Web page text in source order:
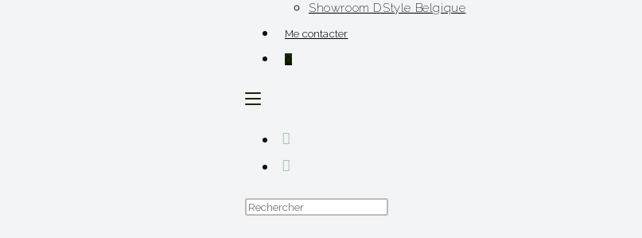
Showroom DStyle Belgique
Me contacter
0